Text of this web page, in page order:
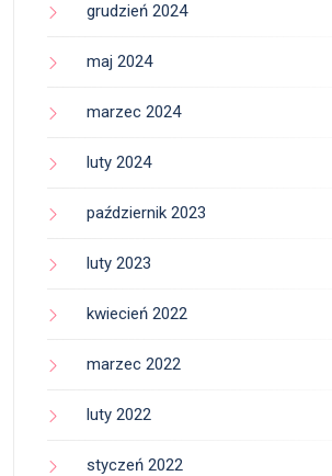
grudzień 2024
maj 2024
marzec 2024
luty 2024
październik 2023
luty 2023
kwiecień 2022
marzec 2022
luty 2022
styczeń 2022